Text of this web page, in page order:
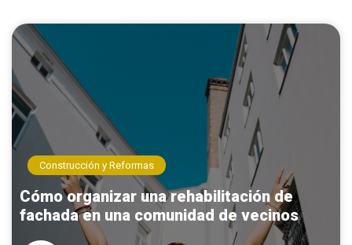
Construcción y Reformas
Cómo organizar una rehabilitación de
fachada en una comunidad de vecinos